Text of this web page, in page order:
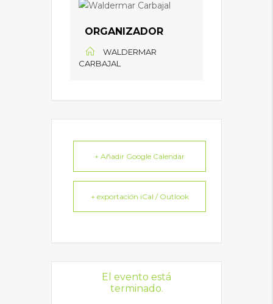
ORGANIZADOR
WALDERMAR
CARBAJAL
+ Añadir Google Calendar
+ exportación iCal / Outlook
El evento está
terminado.